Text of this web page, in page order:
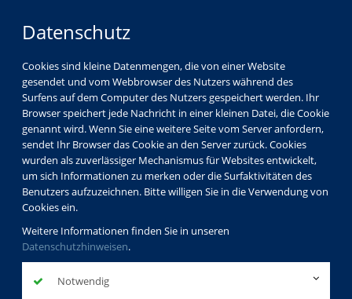
Datenschutz
Cookies sind kleine Datenmengen, die von einer Website
gesendet und vom Webbrowser des Nutzers während des
Surfens auf dem Computer des Nutzers gespeichert werden. Ihr
Browser speichert jede Nachricht in einer kleinen Datei, die Cookie
genannt wird. Wenn Sie eine weitere Seite vom Server anfordern,
sendet Ihr Browser das Cookie an den Server zurück. Cookies
wurden als zuverlässiger Mechanismus für Websites entwickelt,
um sich Informationen zu merken oder die Surfaktivitäten des
Benutzers aufzuzeichnen. Bitte willigen Sie in die Verwendung von
Cookies ein.
Weitere Informationen finden Sie in unseren
Datenschutzhinweisen.
Notwendig